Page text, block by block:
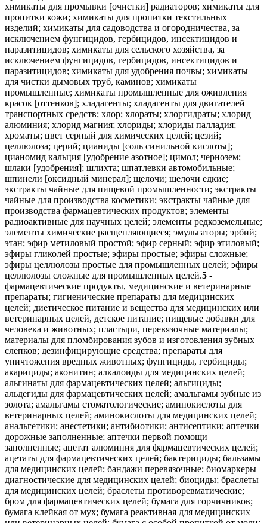
5 - фармацевтические продукты, медицинские и ветеринарные препараты; гигиенические препараты для медицинских целей; диетическое питание и вещества для медицинских или ветеринарных целей, детское питание; пищевые добавки для человека и животных; пластыри, перевязочные материалы; материалы для пломбирования зубов и изготовления зубных слепков; дезинфицирующие средства; препараты для уничтожения вредных животных; фунгициды, гербициды; акарициды; аконитин; алкалоиды для медицинских целей; альгинаты для фармацевтических целей; альгициды; альдегиды для фармацевтических целей; амальгамы зубные из золота; амальгамы стоматологические; аминокислоты для ветеринарных целей; аминокислоты для медицинских целей; анальгетики; анестетики; антибиотики; антисептики; аптечки дорожные заполненные; аптечки первой помощи заполненные; ацетат алюминия для фармацевтических целей; ацетаты для фармацевтических целей; бактерициды; бальзамы для медицинских целей; бандажи перевязочные; биомаркеры диагностические для медицинских целей; биоциды; браслеты для медицинских целей; браслеты противоревматические; бром для фармацевтических целей; бумага для горчичников; бумага клейкая от мух; бумага реактивная для медицинских или ветеринарных целей; бумага с особой пропиткой от моли; вазелин для медицинских целей; вакцины; ванны кислородные; вата антисептическая; вата асептическая; вата гигроскопическая; вата для медицинских целей; вата хлопковая для медицинских целей; вещества диетические для медицинских целей; вещества контрастные радиологические для медицинских целей; вещества питательные для микроорганизмов; вещества радиоактивные для медицинских целей; висмут азотнокислый основной для фармацевтических целей; вода мелиссовая для фармацевтических целей; вода морская для лечебных ванн; воды минеральные для медицинских целей; воды термальные; волокна пищевые; воск формовочный для стоматологических целей; газы для медицинских целей; гваякол для фармацевтических целей; гематоген; гемоглобин; гидрастин; гидрастинин; глицерин для медицинских целей; глицерофосфаты; глюкоза для медицинских целей; горечавка для фармацевтических целей; гормоны для медицинских целей; горчица для фармацевтических целей; горчичники; грязи для ванн; грязи лечебные; гуммигут для медицинских целей; гурьюн-бальзам для медицинских целей; дезинфектанты; средства дезинфицирующие; дезодоранты для освежения воздуха; дезодоранты, за исключением предназначенных для человека или животных; дезодораторы для одежды или текстильных изделий; диастаза для медицинских целей; дигиталин; добавки минеральные пищевые; добавки пищевые; добавки пищевые белковые; добавки пищевые для животных; добавки пищевые дрожжевые; добавки пищевые из альгината; добавки пищевые из глюкозы; добавки пищевые из казеина; добавки пищевые из лецитина; добавки пищевые из масла льняного семени; добавки пищевые из прополиса; добавки пищевые из протеина; добавки пищевые из протеина для животных; добавки пищевые из пчелиного маточного молочка; добавки пищевые из пыльцы растений; добавки пищевые из ростков пшеницы; добавки пищевые из семян льна; добавки пищевые ферментные; дрожжи для фармацевтических целей; желатин для медицинских целей; жир рыбий; изотопы для медицинских целей; инсектициды; йод для фармацевтических целей; йодиды для фармацевтических целей; йодиды щелочных металлов для фармацевтических целей; йодоформ; каломель; камень виннокислый для фармацевтических целей; камень винный для фармацевтических целей; камфора для медицинских целей; капсулы для лекарств; капсулы для фармацевтических целей; карандаши гемостатические; карандаши для лечения бородавок; карандаши каустические; карандаши от головной боли; карбонил [противопаразитарное средство]; каустики для фармацевтических целей; кашу для фармацевтических целей; квассия для медицинских целей; квебрахо для медицинских целей; кислород для медицинских целей; кислота галловая для фармацевтических целей; кислоты для фармацевтических целей; клеи для зубных протезов; клей хирургический; клетки стволовые для ветеринарных целей; клетки стволовые для медицинских целей; кокаин; коллаген для медицинских целей; коллодий для фармацевтических целей; кольца противомозольные для ног; кольца противоревматические; конфеты лекарственные; кора ангустура для медицинских целей; кора деревьев для фармацевтических целей; кора кедрового дерева, используемая в качестве репеллента; кора кондураговая для медицинских целей; кора кротоновая; кора мангрового дерева для фармацевтических целей; кора миробалана для фармацевтических целей; кора хинного дерева для медицинских целей; корма лечебные для животных; корни лекарственные; корни ревеня для фармацевтических целей; корпия для медицинских целей; крахмал для диетических или фармацевтических целей; креозот для фармацевтических целей; кровь для медицинских целей; культуры микроорганизмов для медицинских или ветеринарных целей; кураре; лаки для зубов; лакричник для фармацевтических целей; лактоза для фармацевтических целей; леденцы лекарственные; лейкопластыри; лекарства от запоров; ленты клейкие для медицинских целей; лецитин для медицинских целей; лосьоны для ветеринарных целей; лосьоны для собак; лосьоны для фармацевтических целей; лубриканты для интимных целей; лупулин для фармацевтических целей; магнезия для фармацевтических целей; мази; мази для фармацевтических целей; мази от солнечных ожогов; мази ртутные; мази, предохраняющие от обморожения, для фармацевтических целей; марля для перевязок; масла лекарственные; масло горчичное для медицинских целей; масло камфорное для медицинских целей; масло касторовое для медицинских целей; масло терпентинное для фармацевтических целей; масло укропное для медицинских целей; мастики для зубов; материалы абразивные стоматологические; материалы перевязочные медицинские; материалы хирургические перевязочные; медикаменты; медикаменты для ветеринарных целей; медикаменты для серотерапии; медикаменты для человека; медикаменты стоматологические; ментол; микстуры; молескин для медицинских целей; молоко миндальное для фармацевтических целей; молоко сухое для детей; молочко маточное пчелиное для фармацевтических целей; молочные ферменты для фармацевтических целей; мох ирландский для медицинских целей; мука для фармацевтических целей; мука из льняного семени для фармацевтических целей; мука рыбная для фармацевтических целей; мухоловки клейкие; мята для фармацевтических целей; напитки диетические для медицинских целей; напитки из солодового молока для медицинских целей; наркотики; настои лекарственные; настойка йода; настойка эвкалипта для фармацевтических целей; настойки для медицинских целей; опий; оподельдок; отвары для фармацевтических целей; ошейники противопаразитарные для животных; палочки ватные для медицинских целей; тампоны ватные для медицинских целей; палочки лакричные для фармацевтических целей; палочки серные [дезинфицирующие средства]; пастилки для фармацевтических целей; пектины для фармацевтических целей; пепсины для фармацевтических целей; пептоны для фармацевтических целей; пероксид водорода для медицинских целей; пестициды; пиявки медицинские; плазма крови; повязки глазные, используемые в медицинских целях; повязки для горячих компрессов; повязки для компрессов; повязки наплечные хирургические; подгузники [детские пеленки]; подгузники для домашних животных; подгузники для страдающих недержанием; подушечки мозольные; подушечки, используемые при кормлении грудью; помады медицинские; порошок из шпанских мушек; порошок пиретрума; пояса для гигиенических женских прокладок; препараты антидиуретические; препараты бактериальные для медицинских и ветеринарных целей; препараты бактериологические для медицинских или ветеринарных целей; препараты бальзамические для медицинских целей; препараты белковые для медицинских целей; препараты биологические для ветеринарных целей; препараты биологические для медицинских целей; препараты висмута для фармацевтических целей; препараты витаминные; препараты диагностические для ветеринарных целей; препараты диагностические для медицинских целей; препараты для ванн для медицинских целей; препараты для ванн лечебные; препараты для лечения геморроя; препараты для лечения костных мозолей; препараты для лечения угрей; препараты для облегчения прорезывания зубов; препараты для обработки ожогов; препараты для окуривания медицинские; препараты для органотерапии; препараты для очистки воздуха; препараты для промывания глаз; препараты для расширения бронхов; препараты для снижения половой активности; препараты для стерилизации; препараты для стерилизации почвы; препараты для удаления мозолей; препараты для удаления перхоти фармацевтические; препараты для уничтожения вредных растений; препараты для уничтожения домовых грибов; препараты для уничтожения личинок насекомых; препараты для уничтожения мух; препараты для уничтожения мышей; препараты для уничтожения наземных моллюсков; препараты для уничтожения паразитов; препараты для ухода за кожей фармацевтические; препараты для чистки контактных линз; препараты из микроорганизмов для медицинских или ветеринарных целей; препараты известковые фармацевтические; препараты медицинские для роста волос; препараты опиумные; препараты противоспоровые; препараты с алоэ вера для фармацевтических целей; препараты с микроэлементами для человека или животных; препараты сульфамидные [лекарственные препараты]; препараты фармацевтические для лечения солнечных ожогов; препараты ферментативные для ветеринарных целей; препараты ферментативные для медицинских целей; препараты химико-фармацевтические; препараты химические для ветеринарных целей; препараты химические для диагностики беременности; препараты химические для медицинских целей; препараты химические для обработки злаков, пораженных головней; препараты химические для обработки пораженного винограда; препараты химические для обработки против милдью; препараты химические для обработки против филлоксеры; препараты химические для фармацевтических целей; препараты, используемые при обморожении; препараты, пре